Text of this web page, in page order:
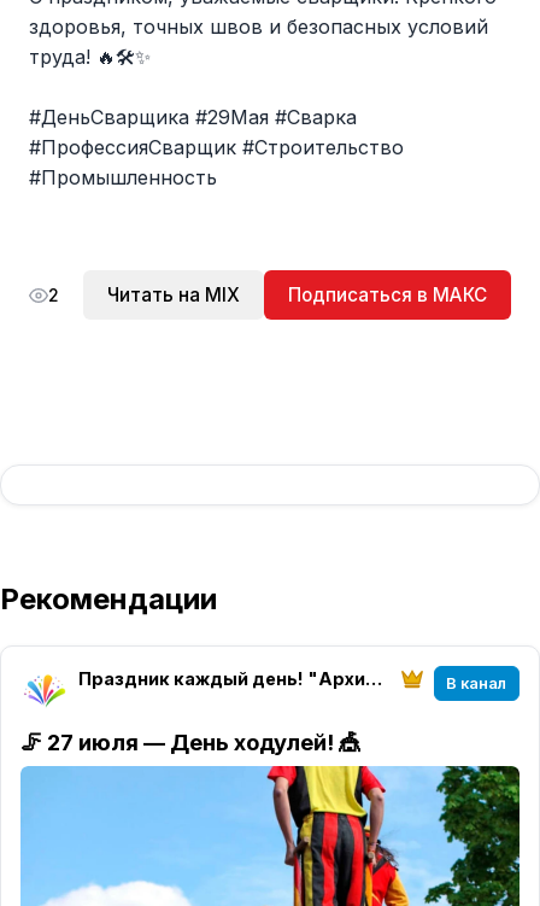
здоровья, точных швов и безопасных условий
труда! 🔥🛠✨
#ДеньСварщика #29Мая #Сварка
#ПрофессияСварщик #Строительство
#Промышленность
2 Читать на MIX Подписаться в МАКС
Рекомендации
Праздник каждый день! "Архитектура настроения" магазин "Твоего праздника" В канал
🦵 27 июля — День ходулей! 🎪